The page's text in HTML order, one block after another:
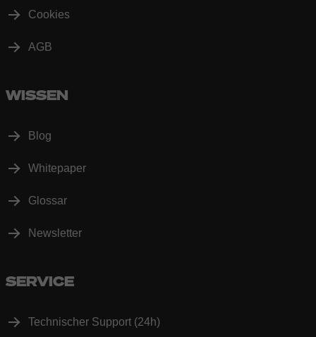
Cookies
AGB
WISSEN
Blog
Whitepaper
Glossar
Newsletter
SERVICE
Technischer Support (24h)